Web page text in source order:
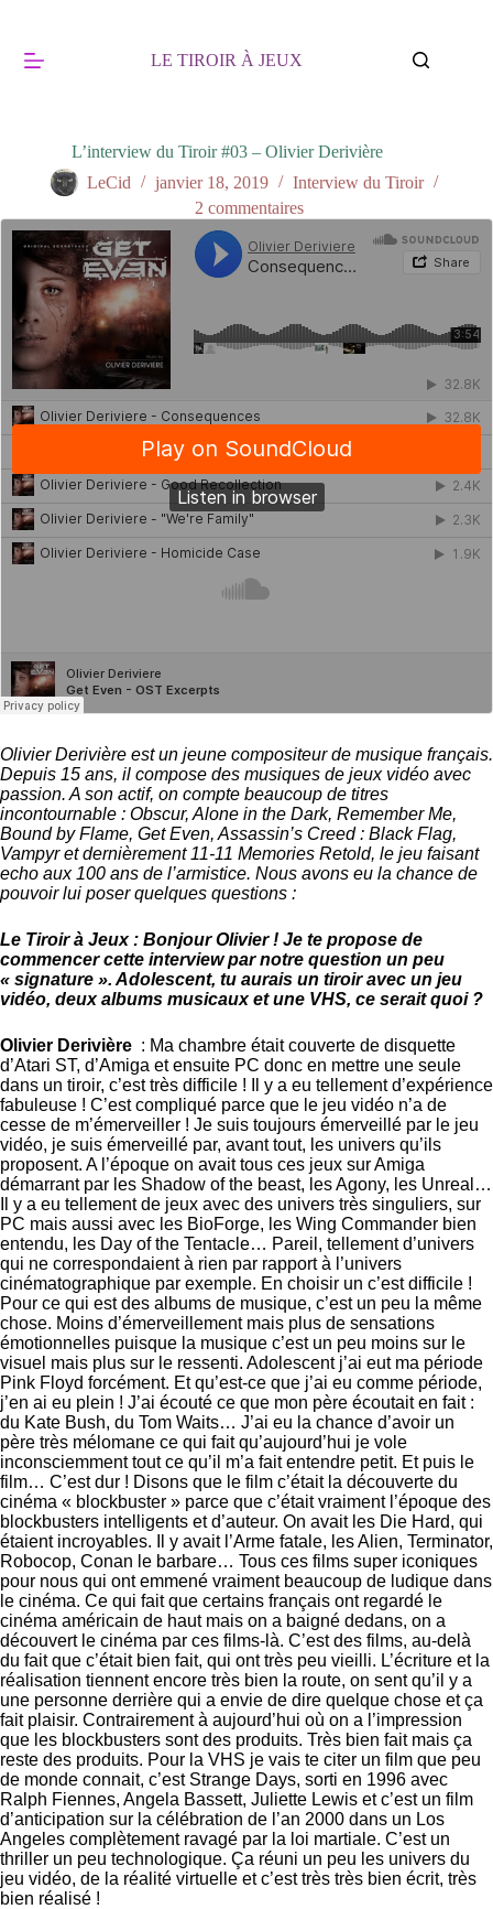
LE TIROIR À JEUX
L’interview du Tiroir #03 – Olivier Derivière
LeCid
janvier 18, 2019
Interview du Tiroir
2 commentaires
Olivier Derivière est un jeune compositeur de musique français.
Depuis 15 ans, il compose des musiques de jeux vidéo avec
passion. A son actif, on compte beaucoup de titres
incontournable : Obscur, Alone in the Dark, Remember Me,
Bound by Flame, Get Even, Assassin’s Creed : Black Flag,
Vampyr et dernièrement 11-11 Memories Retold, le jeu faisant
echo aux 100 ans de l’armistice. Nous avons eu la chance de
pouvoir lui poser quelques questions :
Le Tiroir à Jeux : Bonjour Olivier ! Je te propose de
commencer cette interview par notre question un peu
« signature ». Adolescent, tu aurais un tiroir avec un jeu
vidéo, deux albums musicaux et une VHS, ce serait quoi ?
Olivier Derivière : Ma chambre était couverte de disquette
d’Atari ST, d’Amiga et ensuite PC donc en mettre une seule
dans un tiroir, c’est très difficile ! Il y a eu tellement d’expérience
fabuleuse ! C’est compliqué parce que le jeu vidéo n’a de
cesse de m’émerveiller ! Je suis toujours émerveillé par le jeu
vidéo, je suis émerveillé par, avant tout, les univers qu’ils
proposent. A l’époque on avait tous ces jeux sur Amiga
démarrant par les Shadow of the beast, les Agony, les Unreal…
Il y a eu tellement de jeux avec des univers très singuliers, sur
PC mais aussi avec les BioForge, les Wing Commander bien
entendu, les Day of the Tentacle… Pareil, tellement d’univers
qui ne correspondaient à rien par rapport à l’univers
cinématographique par exemple. En choisir un c’est difficile !
Pour ce qui est des albums de musique, c’est un peu la même
chose. Moins d’émerveillement mais plus de sensations
émotionnelles puisque la musique c’est un peu moins sur le
visuel mais plus sur le ressenti. Adolescent j’ai eut ma période
Pink Floyd forcément. Et qu’est-ce que j’ai eu comme période,
j’en ai eu plein ! J’ai écouté ce que mon père écoutait en fait :
du Kate Bush, du Tom Waits… J’ai eu la chance d’avoir un
père très mélomane ce qui fait qu’aujourd’hui je vole
inconsciemment tout ce qu’il m’a fait entendre petit. Et puis le
film… C’est dur ! Disons que le film c’était la découverte du
cinéma « blockbuster » parce que c’était vraiment l’époque des
blockbusters intelligents et d’auteur. On avait les Die Hard, qui
étaient incroyables. Il y avait l’Arme fatale, les Alien, Terminator,
Robocop, Conan le barbare… Tous ces films super iconiques
pour nous qui ont emmené vraiment beaucoup de ludique dans
le cinéma. Ce qui fait que certains français ont regardé le
cinéma américain de haut mais on a baigné dedans, on a
découvert le cinéma par ces films-là. C’est des films, au-delà
du fait que c’était bien fait, qui ont très peu vieilli. L’écriture et la
réalisation tiennent encore très bien la route, on sent qu’il y a
une personne derrière qui a envie de dire quelque chose et ça
fait plaisir. Contrairement à aujourd’hui où on a l’impression
que les blockbusters sont des produits. Très bien fait mais ça
reste des produits. Pour la VHS je vais te citer un film que peu
de monde connait, c’est Strange Days, sorti en 1996 avec
Ralph Fiennes, Angela Bassett, Juliette Lewis et c’est un film
d’anticipation sur la célébration de l’an 2000 dans un Los
Angeles complètement ravagé par la loi martiale. C’est un
thriller un peu technologique. Ça réuni un peu les univers du
jeu vidéo, de la réalité virtuelle et c’est très très bien écrit, très
bien réalisé !